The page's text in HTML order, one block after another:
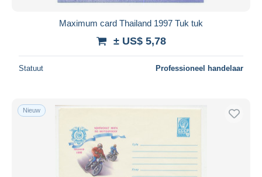
Maximum card Thailand 1997 Tuk tuk
± US$ 5,78
Statuut Professioneel handelaar
Nieuw